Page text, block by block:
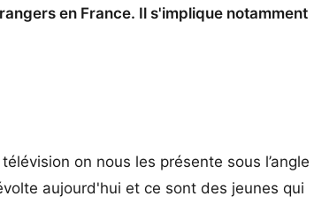
en France. Il s'implique notamment
on nous les présente sous l’angle
aujourd'hui et ce sont des jeunes qui